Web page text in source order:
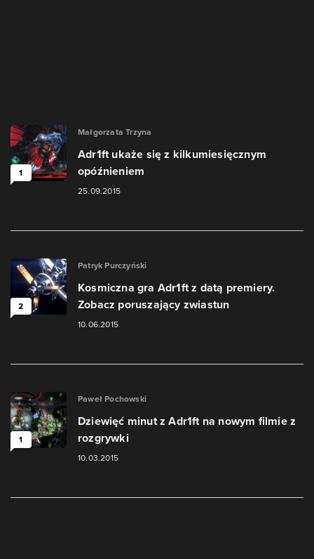
1
Małgorzata Trzyna
Adr1ft ukaże się z kilkumiesięcznym
opóźnieniem
25.09.2015
2
Patryk Purczyński
Kosmiczna gra Adr1ft z datą premiery.
Zobacz poruszający zwiastun
10.06.2015
1
Paweł Pochowski
Dziewięć minut z Adr1ft na nowym filmie z
rozgrywki
10.03.2015